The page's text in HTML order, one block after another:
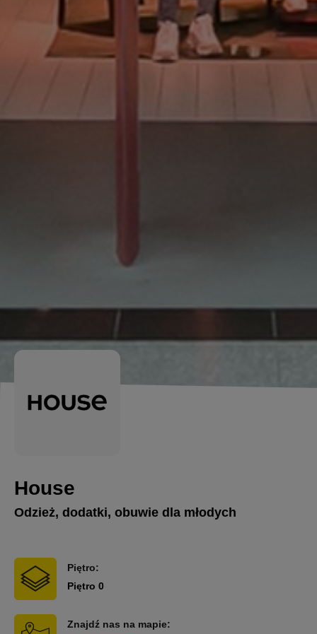
House
Odzież, dodatki, obuwie dla młodych
Piętro:
Piętro 0
Znajdź nas na mapie: